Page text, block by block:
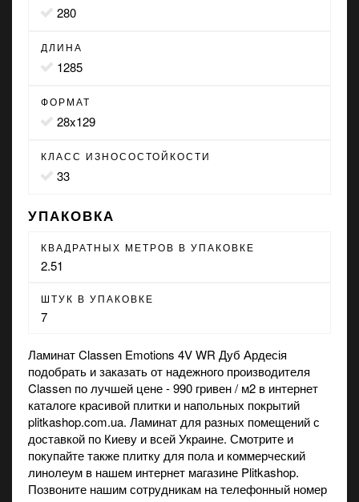
280
ДЛИНА
1285
ФОРМАТ
28x129
КЛАСС ИЗНОСОСТОЙКОСТИ
33
УПАКОВКА
КВАДРАТНЫХ МЕТРОВ В УПАКОВКЕ
2.51
ШТУК В УПАКОВКЕ
7
Ламинат Classen Emotions 4V WR Дуб Ардесія
подобрать и заказать от надежного производителя
Classen по лучшей цене - 990 гривен / м2 в интернет
каталоге красивой плитки и напольных покрытий
plitkashop.com.ua. Ламинат для разных помещений с
доставкой по Киеву и всей Украине. Смотрите и
покупайте также плитку для пола и коммерческий
линолеум в нашем интернет магазине Plitkashop.
Позвоните нашим сотрудникам на телефонный номер